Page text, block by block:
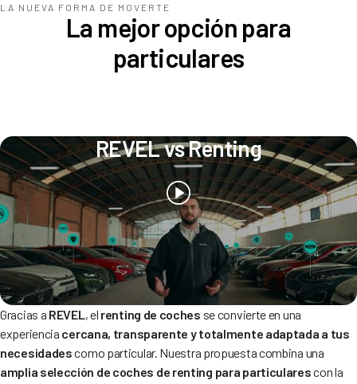
LA NUEVA FORMA DE MOVERTE
La mejor opción para
particulares
REVEL vs Renting
Gracias a REVEL , el renting de coches se convierte en una
experiencia cercana, transparente y totalmente adaptada a tus
necesidadescomo particular. Nuestra propuesta combina una
amplia selección de coches de renting para particularescon la